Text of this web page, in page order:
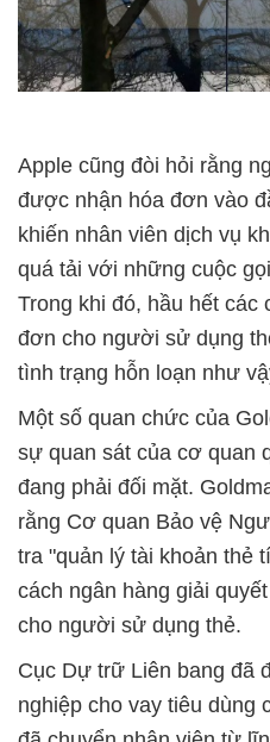
Apple cũng đòi hỏi rằng
được nhận hóa đơn vào
khiến nhân viên dịch vụ
quá tải với những cuộc
Trong khi đó, hầu hết
đơn cho người sử dụng
tình trạng hỗn loạn như
Một số quan chức của
sự quan sát của cơ quan
đang phải đối mặt.
rằng Cơ quan Bảo vệ
tra "quản lý tài khoản thẻ
cách ngân hàng giải
cho người sử dụng thẻ.
Cục Dự trữ Liên bang đã
nghiệp cho vay tiêu dùng